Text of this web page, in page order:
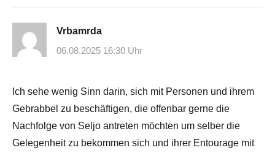
Vrbamrda
06.08.2025 16:30 Uhr
Ich sehe wenig Sinn darin, sich mit Personen und ihrem
Gebrabbel zu beschäftigen, die offenbar gerne die
Nachfolge von Seljo antreten möchten um selber die
Gelegenheit zu bekommen sich und ihrer Entourage mit